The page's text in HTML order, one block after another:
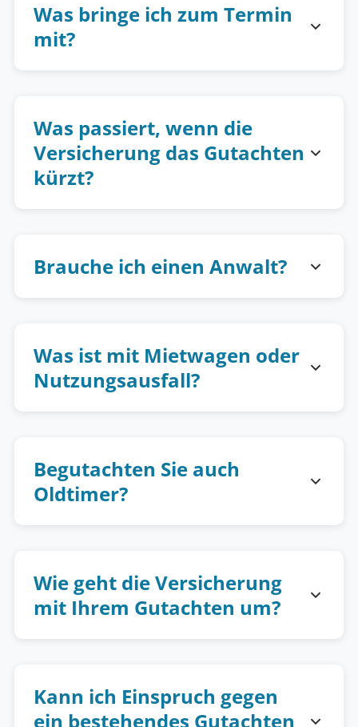
Was bringe ich zum Termin
mit?
Was passiert, wenn die
Versicherung das Gutachten
kürzt?
Brauche ich einen Anwalt?
Was ist mit Mietwagen oder
Nutzungsausfall?
Begutachten Sie auch
Oldtimer?
Wie geht die Versicherung
mit Ihrem Gutachten um?
Kann ich Einspruch gegen
ein bestehendes Gutachten